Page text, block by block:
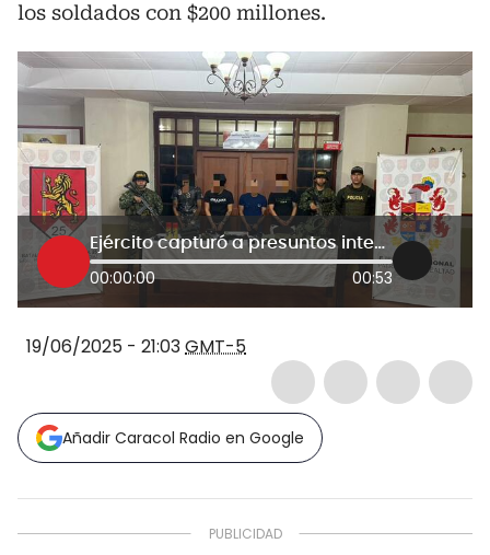
los soldados con $200 millones.
Ejército capturó a presuntos integrantes de Comandos de la Frontera, en Putumayo
00:00:00 00:53
19/06/2025 - 21:03GMT-5
Añadir Caracol Radio en Google